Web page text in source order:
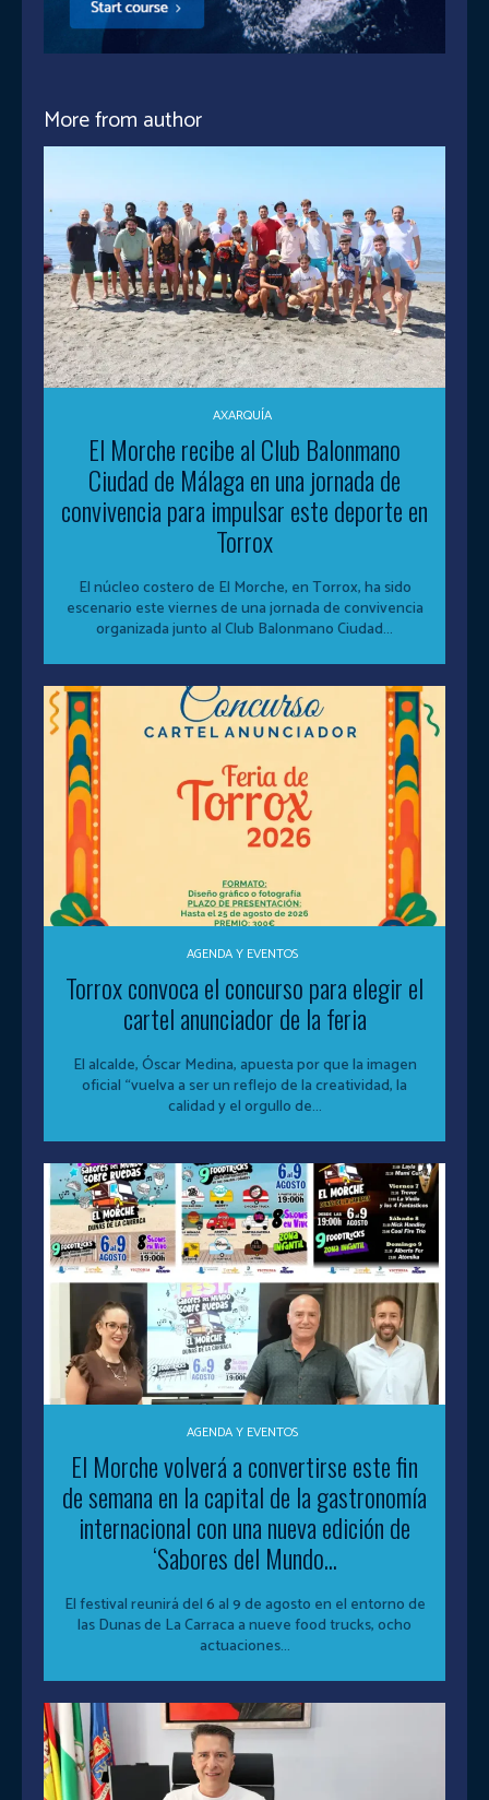
More from author
AXARQUÍA
El Morche recibe al Club Balonmano
Ciudad de Málaga en una jornada de
convivencia para impulsar este deporte en
Torrox
El núcleo costero de El Morche, en Torrox, ha sido
escenario este viernes de una jornada de convivencia
organizada junto al Club Balonmano Ciudad...
AGENDA Y EVENTOS
Torrox convoca el concurso para elegir el
cartel anunciador de la feria
El alcalde, Óscar Medina, apuesta por que la imagen
oficial “vuelva a ser un reflejo de la creatividad, la
calidad y el orgullo de...
AGENDA Y EVENTOS
El Morche volverá a convertirse este fin
de semana en la capital de la gastronomía
internacional con una nueva edición de
‘Sabores del Mundo...
El festival reunirá del 6 al 9 de agosto en el entorno de
las Dunas de La Carraca a nueve food trucks, ocho
actuaciones...